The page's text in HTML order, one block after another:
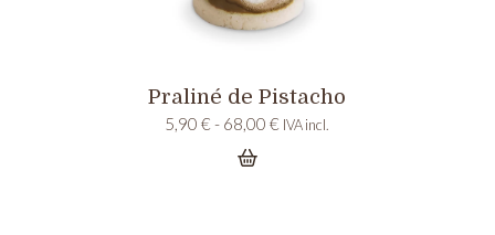
Praliné de Pistacho
5,90€- 68,00€ Rango
IVA incl.